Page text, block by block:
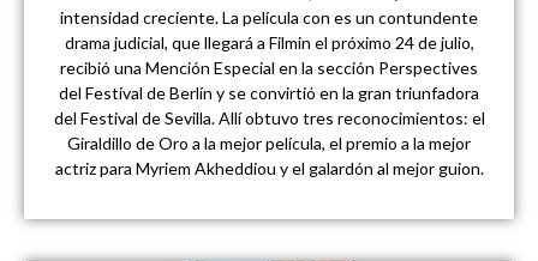
intensidad creciente. La película con es un contundente
drama judicial, que llegará a Filmin el próximo 24 de julio,
recibió una Mención Especial en la sección Perspectives
del Festival de Berlín y se convirtió en la gran triunfadora
del Festival de Sevilla. Allí obtuvo tres reconocimientos: el
Giraldillo de Oro a la mejor película, el premio a la mejor
actriz para Myriem Akheddiou y el galardón al mejor guion.